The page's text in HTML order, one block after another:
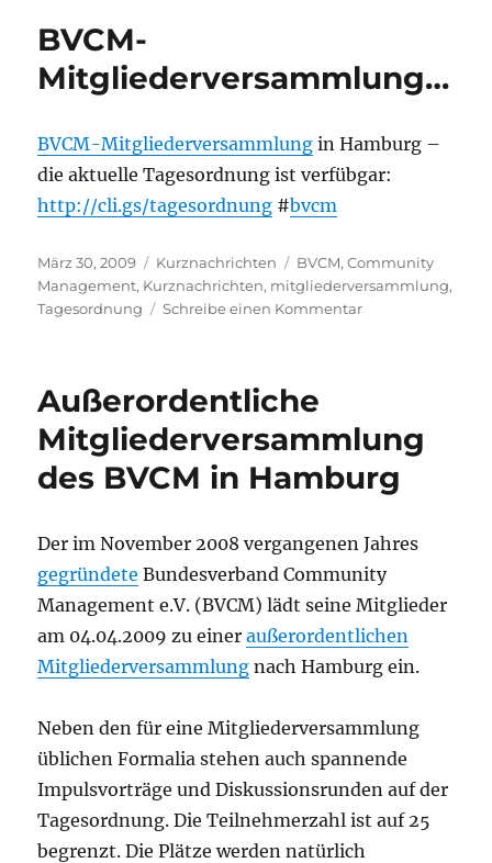
in
BVCM-
Mitgliederversammlung…
BVCM-Mitgliederversammlung in Hamburg –
die aktuelle Tagesordnung ist verfübgar:
http://cli.gs/tagesordnung #bvcm
Veröffentlicht
am
März 30, 2009 Kategorien
Kurznachrichten Schlagwörter
BVCM,Community
Management, Kurznachrichten, mitgliederversammlung,
Tagesordnung
Schreibe einen Kommentarzu
Außerordentliche
Mitgliederversammlung
des BVCM in Hamburg
Der im November 2008 vergangenen Jahres
gegründete Bundesverband Community
Management e.V. (BVCM) lädt seine Mitglieder
am 04.04.2009 zu eineraußerordentlichen
Mitgliederversammlung nach Hamburg ein.
Neben den für eine Mitgliederversammlung
üblichen Formalia stehen auch spannende
Impulsvorträge und Diskussionsrunden auf der
Tagesordnung. Die Teilnehmerzahl ist auf 25
begrenzt. Die Plätze werden natürlich